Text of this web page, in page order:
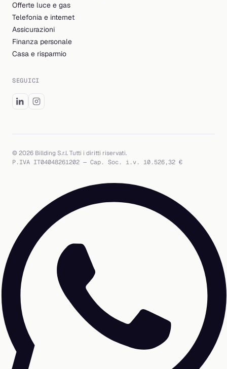
Offerte luce e gas
Telefonia e internet
Assicurazioni
Finanza personale
Casa e risparmio
SEGUICI
© 2026 Billding S.r.l. Tutti i diritti riservati.
P.IVA IT04048261202 — Cap. Soc. i.v. 10.526,32 €